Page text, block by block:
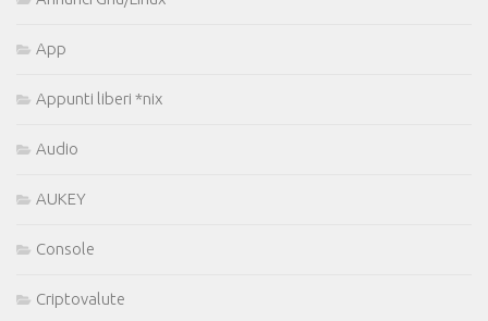
App
Appunti liberi *nix
Audio
AUKEY
Console
Criptovalute